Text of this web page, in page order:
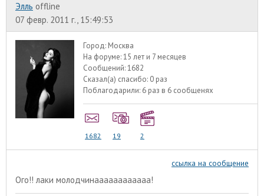
Элль offline
07 февр. 2011 г., 15:49:53
Город: Москва
На форуме:15 лет и 7 месяцев
Сообщений:1682
Сказал(а) спасибо: 0 раз
Поблагодарили: 6 раз в 6 сообщенях
1682 19 2
ссылка на сообщение
Ого!! лаки молодчинаааааааааааа!